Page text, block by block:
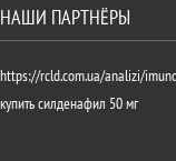
НАШИ ПАРТНЁРЫ
https://rcld.com.ua/analizi/
купить силденафил 50 мг